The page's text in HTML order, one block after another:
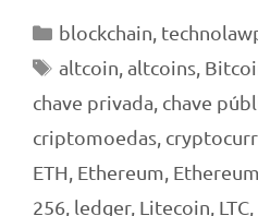
Categorias
blockchain,
Tags
altcoin,altcoins,
chave privada, chave
criptomoedas,
ETH, Ethereum,
256, ledger, Litecoin, LTC,